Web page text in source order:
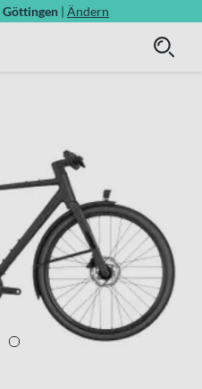
Göttingen | Ändern